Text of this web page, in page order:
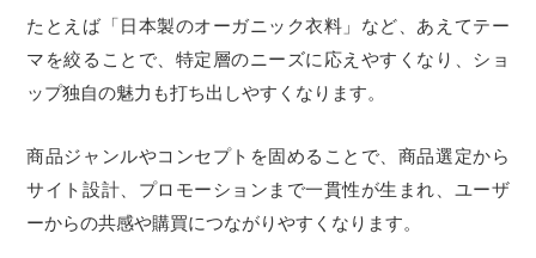
たとえば「日本製のオーガニック衣料」など、あえてテー
マを絞ることで、特定層のニーズに応えやすくなり、ショ
ップ独自の魅力も打ち出しやすくなります。
商品ジャンルやコンセプトを固めることで、商品選定から
サイト設計、プロモーションまで一貫性が生まれ、ユーザ
ーからの共感や購買につながりやすくなります。